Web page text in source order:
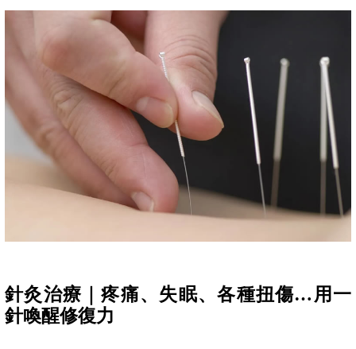
針灸治療｜疼痛、失眠、各種扭傷…用一
針喚醒修復力